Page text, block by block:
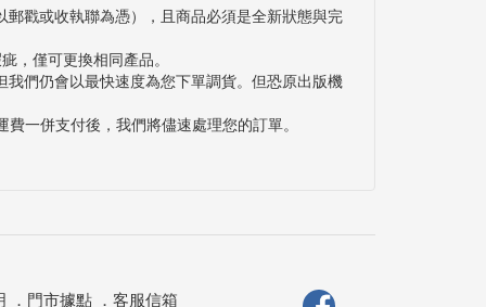
戳或收執聯為憑），且商品必須是全新狀態與完
，僅可更換相同產品。
們仍會以最快速度為您下單調貨。但恐原出版機
一併支付後，我們將儘速處理您的訂單。
． 門市據點． 客服信箱